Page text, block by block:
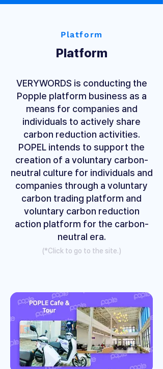
Platform
​Platform
VERYWORDS is conducting the
Popple platform business as a
means for companies and
individuals to actively share
carbon reduction activities.
POPEL intends to support the
creation of a voluntary carbon-
neutral culture for individuals and
companies through a voluntary
carbon trading platform and
voluntary carbon reduction
action platform for the carbon-
neutral era.
​(*Click to go to the site.)